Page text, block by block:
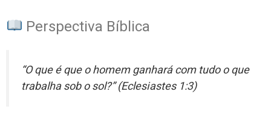
Perspectiva Bíblica
“O que é que o homem ganhará com tudo o que
trabalha sob o sol?” (Eclesiastes 1:3)